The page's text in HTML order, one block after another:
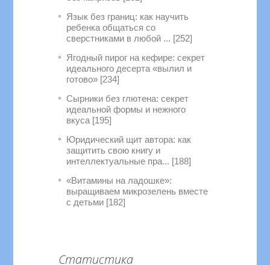
Язык без границ: как научить
ребенка общаться со
сверстниками в любой ... [252]
Ягодный пирог на кефире: секрет
идеального десерта «вылил и
готово» [234]
Сырники без глютена: секрет
идеальной формы и нежного
вкуса [195]
Юридический щит автора: как
защитить свою книгу и
интеллектуальные пра... [188]
«Витамины на ладошке»:
выращиваем микрозелень вместе
с детьми [182]
Статистика